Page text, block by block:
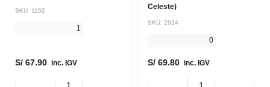
SKU: 1162
1
S/ 67.90 inc. IGV
Celeste)
SKU: 2924
0
S/ 69.80 inc. IGV